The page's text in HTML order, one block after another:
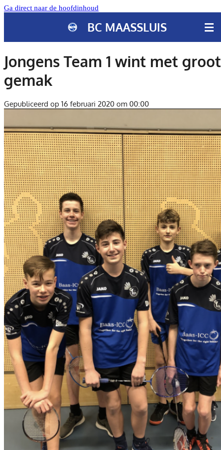
Ga direct naar de hoofdinhoud
BC MAASSLUIS
Jongens Team 1 wint met groot
gemak
Gepubliceerd op 16 februari 2020 om 00:00